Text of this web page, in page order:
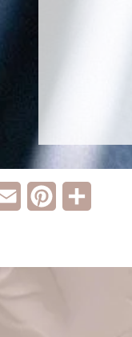
Email Pinterest